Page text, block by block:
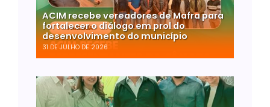
ACIM recebe vereadores de Mafra para
fortalecer o diálogo em prol do
desenvolvimento do município
31 DE JULHO DE 2026